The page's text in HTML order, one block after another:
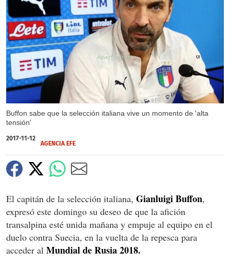
Buffon sabe que la selección italiana vive un momento de 'alta
tensión'
X
2017-11-12
AGENCIA EFE
El capitán de la selección italiana, Gianluigi Buffon,
expresó este domingo su deseo de que la afición
transalpina esté unida mañana y empuje al equipo en el
duelo contra Suecia, en la vuelta de la repesca para
acceder al Mundial de Rusia 2018.